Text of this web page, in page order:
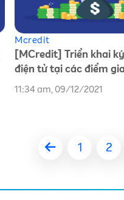
Mcredit
[MCredit] Triển khai
điện tử tại các điểm
11:34 am, 09/12/2021
1 2